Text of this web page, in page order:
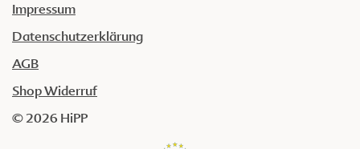
Impressum
Datenschutzerklärung
AGB
Shop Widerruf
© 2026 HiPP